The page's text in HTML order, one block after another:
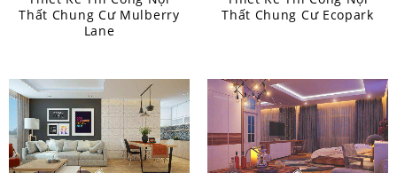
Thất Chung Cư Mulberry
Lane
Thất Chung Cư Ecopark